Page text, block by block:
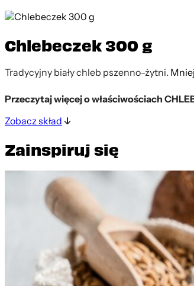
Chlebeczek 300 g
Tradycyjny biały chleb pszenno-żytni.
Przeczytaj więcej o właściwościach
Zobacz skład
Zainspiruj się